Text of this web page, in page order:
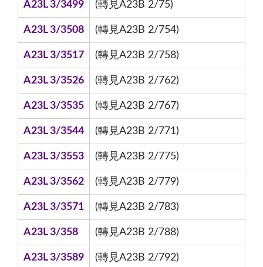
A23L 3/3499 (轉見A23B 2/75)
A23L 3/3508 (轉見A23B 2/754)
A23L 3/3517 (轉見A23B 2/758)
A23L 3/3526 (轉見A23B 2/762)
A23L 3/3535 (轉見A23B 2/767)
A23L 3/3544 (轉見A23B 2/771)
A23L 3/3553 (轉見A23B 2/775)
A23L 3/3562 (轉見A23B 2/779)
A23L 3/3571 (轉見A23B 2/783)
A23L 3/358 (轉見A23B 2/788)
A23L 3/3589 (轉見A23B 2/792)